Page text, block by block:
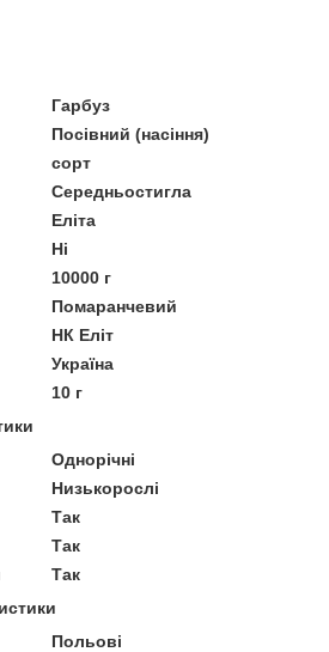
Гарбуз
Посівний (насіння)
сорт
Середньостигла
Еліта
Ні
10000 г
Помаранчевий
НК Еліт
Україна
10 г
Однорічні
Низькорослі
Так
Так
Так
Польові